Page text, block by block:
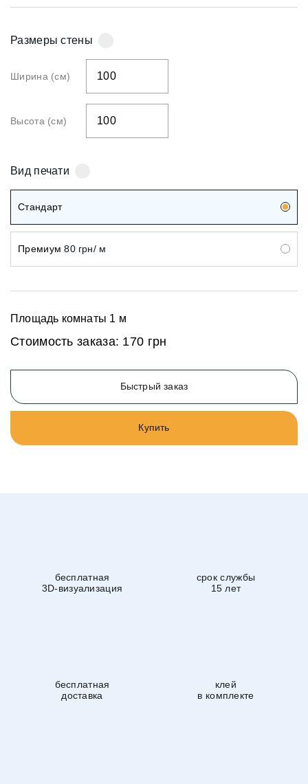
Размеры стены
Ширина (см)
Высота (см)
Вид печати
Стандарт
Премиум 80 грн/ м
Площадь комнаты 1 м
Стоимость заказа: 170 грн
Быстрый заказ
Купить
бесплатная
3D-визуализация
срок службы
15 лет
бесплатная
доставка
клей
в комплекте